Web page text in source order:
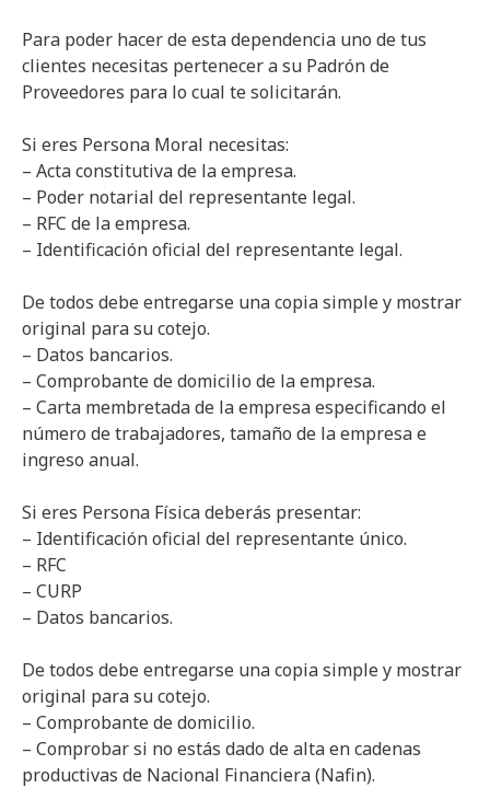
Para poder hacer de esta dependencia uno de tus
clientes necesitas pertenecer a su Padrón de
Proveedores para lo cual te solicitarán.
Si eres Persona Moral necesitas:
– Acta constitutiva de la empresa.
– Poder notarial del representante legal.
– RFC de la empresa.
– Identificación oficial del representante legal.
De todos debe entregarse una copia simple y mostrar
original para su cotejo.
– Datos bancarios.
– Comprobante de domicilio de la empresa.
– Carta membretada de la empresa especificando el
número de trabajadores, tamaño de la empresa e
ingreso anual.
Si eres Persona Física deberás presentar:
– Identificación oficial del representante único.
– RFC
– CURP
– Datos bancarios.
De todos debe entregarse una copia simple y mostrar
original para su cotejo.
– Comprobante de domicilio.
– Comprobar si no estás dado de alta en cadenas
productivas de Nacional Financiera (Nafin).